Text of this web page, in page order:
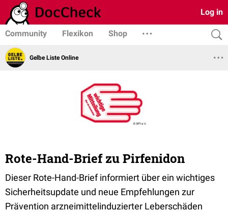
Log in
Community Flexikon Shop
Gelbe Liste Online
Rote-Hand-Brief zu Pirfenidon
Dieser Rote-Hand-Brief informiert über ein wichtiges
Sicherheitsupdate und neue Empfehlungen zur
Prävention arzneimittelinduzierter Leberschäden